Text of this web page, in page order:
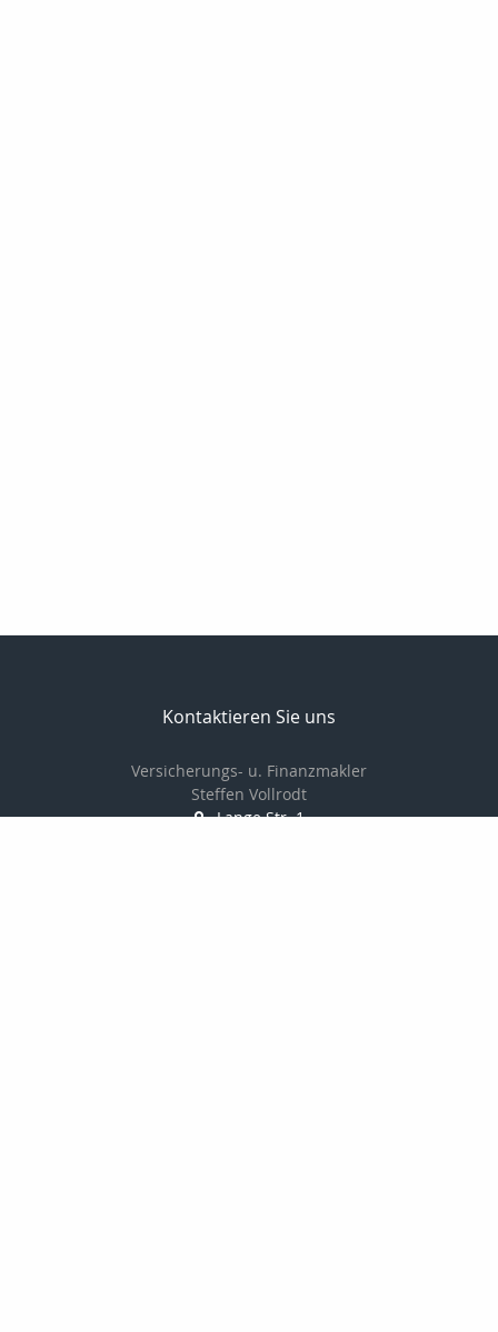
Kontaktieren Sie uns
Versicherungs- u. Finanzmakler
Steffen Vollrodt
Lange Str. 1